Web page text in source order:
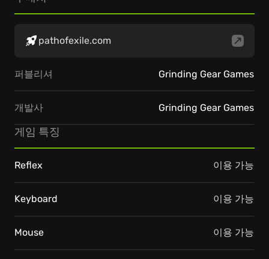
pathofexile.com
퍼블리셔 Grinding Gear Games
개발사 Grinding Gear Games
게임 특징
Reflex 이용 가능
Keyboard 이용 가능
Mouse 이용 가능